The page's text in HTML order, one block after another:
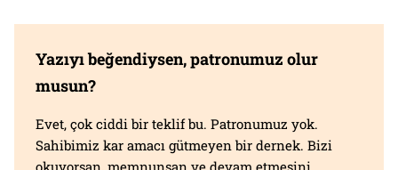
Yazıyı beğendiysen, patronumuz olur
musun?
Evet, çok ciddi bir teklif bu. Patronumuz yok.
Sahibimiz kar amacı gütmeyen bir dernek. Bizi
okuyorsan, memnunsan ve devam etmesini